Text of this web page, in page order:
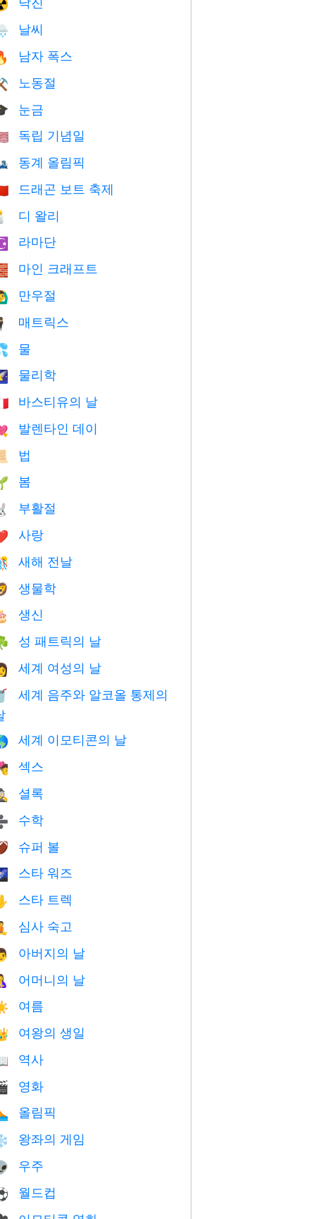
날씨
남자 폭스
노동절
눈금
독립 기념일
동계 올림픽
드래곤 보트 축제
디 왈리
라마단
마인 크래프트
만우절
매트릭스
물
물리학
바스티유의 날
발렌타인 데이
법
봄
부활절
사랑
새해 전날
생물학
생신
성 패트릭의 날
세계 여성의 날
세계 음주와 알코올 통제의
세계 이모티콘의 날
섹스
셜록
수학
슈퍼 볼
스타 워즈
스타 트렉
심사 숙고
아버지의 날
어머니의 날
여름
여왕의 생일
역사
영화
올림픽
왕좌의 게임
우주
월드컵